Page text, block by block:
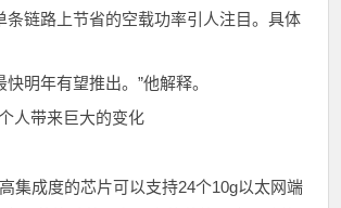
链路上节省的空载功率引人注目。具体
明年有望推出。”他解释。
人带来巨大的变化
集成度的芯片可以支持24个10g以太网端